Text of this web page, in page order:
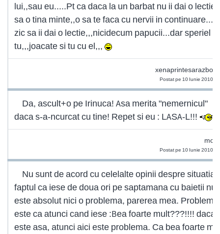
lui,,sau eu.....Pt ca daca la un barbat nu ii dai o lectie
sa o tina minte,,o sa te faca cu nervii in
zic sa ii dai o lectie,,,nicidecum papucii...dar speriel si
tu,,,joacate si tu cu el,,,
Postat pe 10 Iunie 2010
Da, ascult+o pe Irinuca! Asa merita "nemernicul"
daca s-a-ncurcat cu tine! Repet si eu : LASA-L!!!
Postat pe 10 Iunie 2010
Nu sunt de acord cu celelalte opinii despre situatia
faptul ca iese de doua ori pe saptamana cu baietii nu
este absolut nici o problema, parerea mea. Problema
este ca atunci cand iese :Bea foarte mult???!!!! daca
este asa, atunci aici este problema. Ca bea foarte